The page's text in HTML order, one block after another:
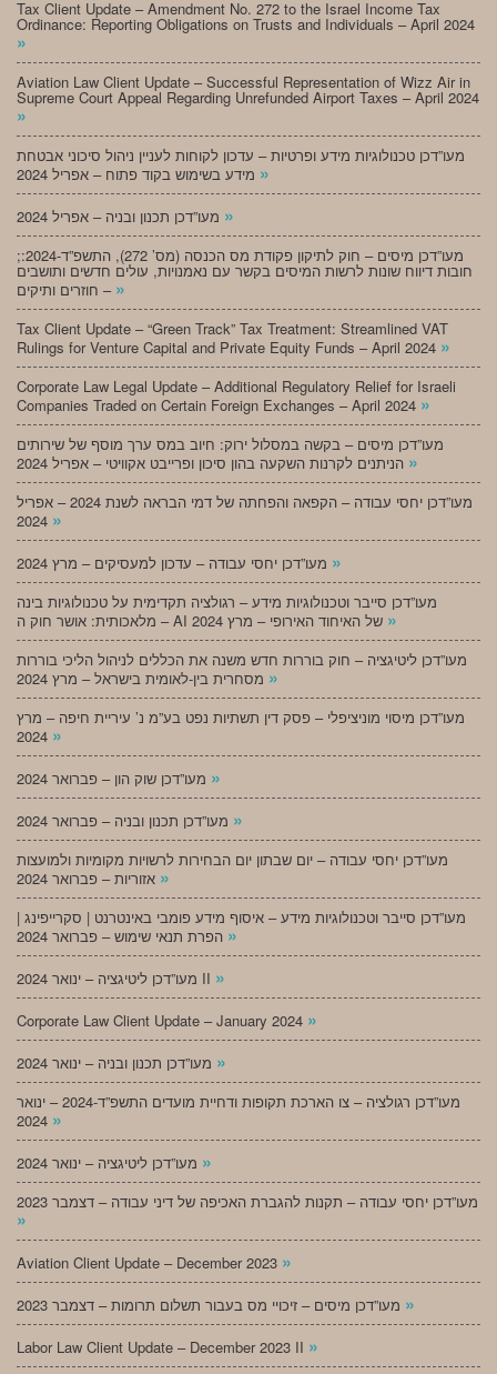
Tax Client Update – Amendment No. 272 to the Israel Income Tax
Ordinance: Reporting Obligations on Trusts and Individuals – April 2024
»
Aviation Law Client Update – Successful Representation of Wizz Air in
Supreme Court Appeal Regarding Unrefunded Airport Taxes – April 2024
»
מעו”דכן טכנולוגיות מידע ופרטיות – עדכון לקוחות לעניין ניהול סיכוני אבטחת
»
»
;מעו”דכן מיסים – חוק לתיקון פקודת מס הכנסה (מס’ 272), התשפ”ד-2024:
חובות דיווח שונות לרשות המיסים בקשר עם נאמנויות, עולים חדשים ותושבים
חוזרים ותיקים – »
Tax Client Update – “Green Track” Tax Treatment: Streamlined VAT
Rulings for Venture Capital and Private Equity Funds – April 2024 »
Corporate Law Legal Update – Additional Regulatory Relief for Israeli
Companies Traded on Certain Foreign Exchanges – April 2024 »
מעו”דכן מיסים – בקשה במסלול ירוק: חיוב במס ערך מוסף של שירותים
»
מעו”דכן יחסי עבודה – הקפאה והפחתה של דמי הבראה לשנת 2024 – אפריל
»
»
מעו”דכן סייבר וטכנולוגיות מידע – רגולציה תקדימית על טכנולוגיות בינה
»
מעו”דכן ליטיגציה – חוק בוררות חדש משנה את הכללים לניהול הליכי בוררות
»
מעו”דכן מיסוי מוניציפלי – פסק דין תשתיות נפט בע”מ נ’ עיריית חיפה – מרץ
»
»
»
מעו”דכן יחסי עבודה – יום שבתון יום הבחירות לרשויות מקומיות ולמועצות
»
מעו”דכן סייבר וטכנולוגיות מידע – איסוף מידע פומבי באינטרנט | סקרייפינג |
»
מעו”דכן ליטיגציה – ינואר 2024 II »
Corporate Law Client Update – January 2024 »
»
מעו”דכן רגולציה – צו הארכת תקופות ודחיית מועדים התשפ”ד-2024 – ינואר
»
»
מעו”דכן יחסי עבודה – תקנות להגברת האכיפה של דיני עבודה – דצמבר 2023
»
Aviation Client Update – December 2023 »
»
Labor Law Client Update – December 2023 II »